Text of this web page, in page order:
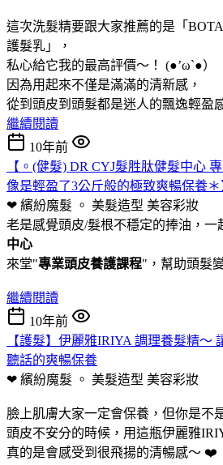
這次洗髮精要跟大家推薦的是「
護髮乳」，
私心給它我的最高評價～！ (●’ω`●）
因為用起來不僅是滿滿的清新感，
從到頭皮到頭髮都是迷人的飄逸輕盈
繼續閱讀
10年前
【。(健髮) DR CYJ髮胜肽健髮中心
像是輕盈了3公斤般的極致爽暢保養＊
❤ 繽紛魔髮 。 美髮造型 美容彩妝
老是感覺頭皮/髮根不穩定的捧油，一
中心
來堂"專業頭皮養護課程"，幫助頭髮
繼續閱讀
10年前
【護髮】伊麗雅IRIYA 調理養髮精～
聽話的爽暢保養
❤ 繽紛魔髮 。 美髮造型 美容彩妝
臉上肌膚大家一定會保養，但你是不
頭皮不安分的時候，用這瓶伊麗雅
真的是會感受到很飛揚的清暢感～ ❤️